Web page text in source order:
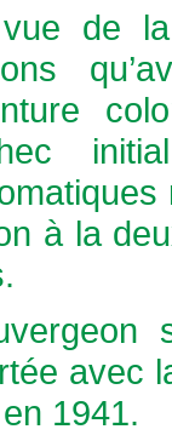
de la
à la
avec
1941.